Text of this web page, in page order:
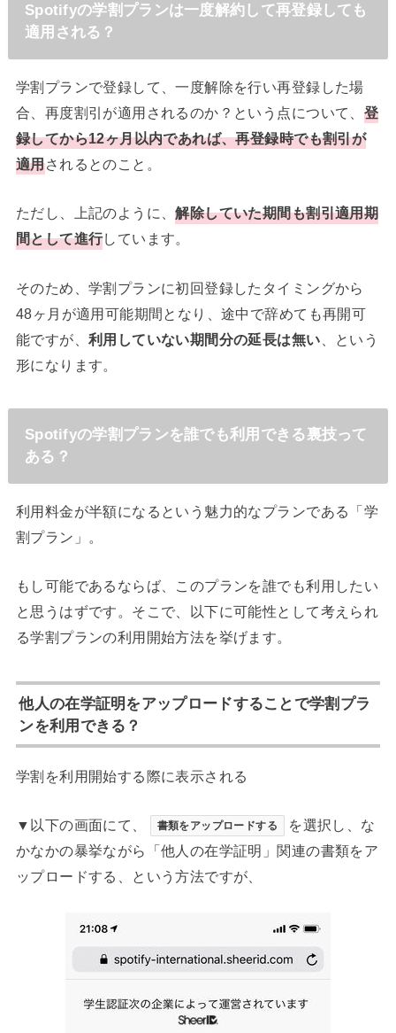
Spotifyの学割プランは一度解約して再登録しても
適用される？
学割プランで登録して、一度解除を行い再登録した場
合、再度割引が適用されるのか？という点について、 登
録してから12ヶ月以内であれば、再登録時でも割引が
適用されるとのこと。
ただし、上記のように、解除していた期間も割引適用期
間として進行しています。
そのため、学割プランに初回登録したタイミングから
48ヶ月が適用可能期間となり、途中で辞めても再開可
能ですが、 利用していない期間分の延長は無い 、という
形になります。
Spotifyの学割プランを誰でも利用できる裏技って
ある？
利用料金が半額になるという魅力的なプランである「学
割プラン」。
もし可能であるならば、このプランを誰でも利用したい
と思うはずです。そこで、以下に可能性として考えられ
る学割プランの利用開始方法を挙げます。
他人の在学証明をアップロードすることで学割プラ
ンを利用できる？
学割を利用開始する際に表示される
▼以下の画面にて、 書類をアップロードする
を選択し、な
かなかの暴挙ながら「他人の在学証明」関連の書類をア
ップロードする、という方法ですが、